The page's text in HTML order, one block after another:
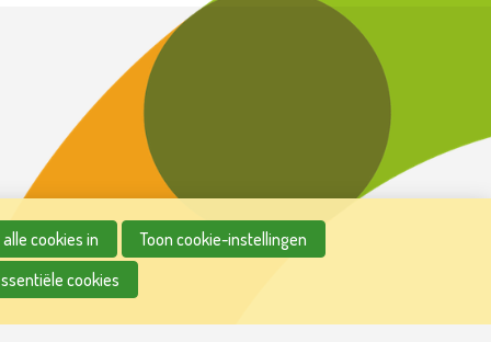
cookies in
Toon cookie-instellingen
cookies